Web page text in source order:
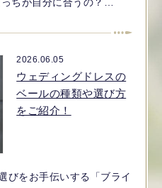
2026.06.05
ウェディングドレスの
ベールの種類や選び方
をご紹介！
びをお手伝いする「ブライ